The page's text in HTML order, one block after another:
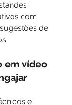
com
de
em vídeo
e